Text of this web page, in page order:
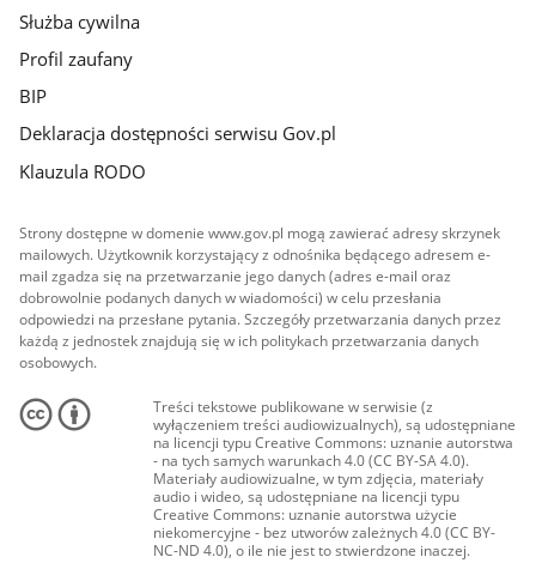
Służba cywilna
Profil zaufany
BIP
Deklaracja dostępności serwisu Gov.pl
Klauzula RODO
Strony dostępne w domenie www.gov.pl mogą zawierać adresy skrzynek
mailowych. Użytkownik korzystający z odnośnika będącego adresem e-
mail zgadza się na przetwarzanie jego danych (adres e-mail oraz
dobrowolnie podanych danych w wiadomości) w celu przesłania
odpowiedzi na przesłane pytania. Szczegóły przetwarzania danych przez
każdą z jednostek znajdują się w ich politykach przetwarzania danych
osobowych.
Treści tekstowe publikowane w serwisie (z
wyłączeniem treści audiowizualnych), są udostępniane
na licencji typu Creative Commons: uznanie autorstwa
- na tych samych warunkach 4.0 (CC BY-SA 4.0).
Materiały audiowizualne, w tym zdjęcia, materiały
audio i wideo, są udostępniane na licencji typu
Creative Commons: uznanie autorstwa użycie
niekomercyjne - bez utworów zależnych 4.0 (CC BY-
NC-ND 4.0), o ile nie jest to stwierdzone inaczej.